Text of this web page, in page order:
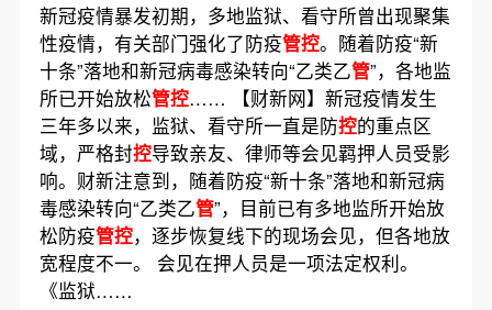
新冠疫情暴发初期，多地监狱、看守所曾出现聚集
性疫情，有关部门强化了防疫管控。随着防疫“新
十条”落地和新冠病毒感染转向“乙类乙管”，各地监
所已开始放松管控…… 【财新网】新冠疫情发生
三年多以来，监狱、看守所一直是防控的重点区
域，严格封控导致亲友、律师等会见羁押人员受影
响。财新注意到，随着防疫“新十条”落地和新冠病
毒感染转向“乙类乙管”，目前已有多地监所开始放
松防疫管控，逐步恢复线下的现场会见，但各地放
宽程度不一。 会见在押人员是一项法定权利。
《监狱……